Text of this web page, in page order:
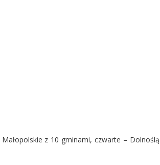
z 10 gminami, czwarte –